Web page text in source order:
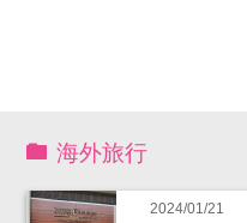
海外旅行
2024/01/21